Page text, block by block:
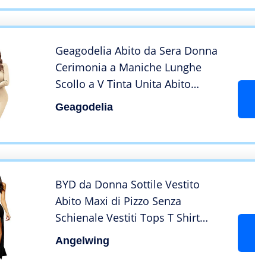
Geagodelia Abito da Sera Donna
Cerimonia a Maniche Lunghe
Scollo a V Tinta Unita Abito
Tubino Elegante e Raffinata S-XL
Vestito per Festa Matrimonio
Geagodelia
BYD da Donna Sottile Vestito
Abito Maxi di Pizzo Senza
Schienale Vestiti Tops T Shirt
Vestiti Da Cocktail Abito Da Sera
Partito Festa Banchetto
Angelwing